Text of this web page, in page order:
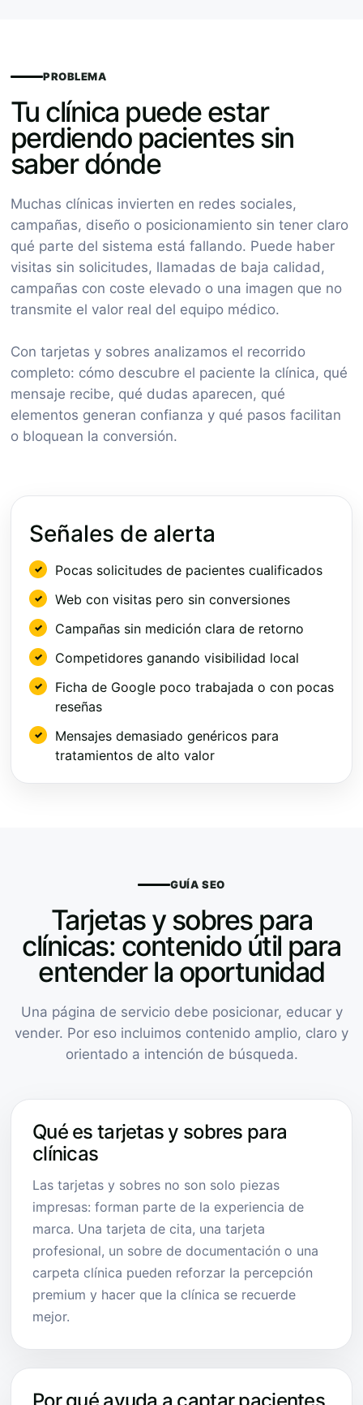
PROBLEMA
Tu clínica puede estar
perdiendo pacientes sin
saber dónde
Muchas clínicas invierten en redes sociales,
campañas, diseño o posicionamiento sin tener claro
qué parte del sistema está fallando. Puede haber
visitas sin solicitudes, llamadas de baja calidad,
campañas con coste elevado o una imagen que no
transmite el valor real del equipo médico.
Con tarjetas y sobres analizamos el recorrido
completo: cómo descubre el paciente la clínica, qué
mensaje recibe, qué dudas aparecen, qué
elementos generan confianza y qué pasos facilitan
o bloquean la conversión.
Señales de alerta
Pocas solicitudes de pacientes cualificados
Web con visitas pero sin conversiones
Campañas sin medición clara de retorno
Competidores ganando visibilidad local
Ficha de Google poco trabajada o con pocas
reseñas
Mensajes demasiado genéricos para
tratamientos de alto valor
GUÍA SEO
Tarjetas y sobres para
clínicas: contenido útil para
entender la oportunidad
Una página de servicio debe posicionar, educar y
vender. Por eso incluimos contenido amplio, claro y
orientado a intención de búsqueda.
Qué es tarjetas y sobres para
clínicas
Las tarjetas y sobres no son solo piezas
impresas: forman parte de la experiencia de
marca. Una tarjeta de cita, una tarjeta
profesional, un sobre de documentación o una
carpeta clínica pueden reforzar la percepción
premium y hacer que la clínica se recuerde
mejor.
Por qué ayuda a captar pacientes